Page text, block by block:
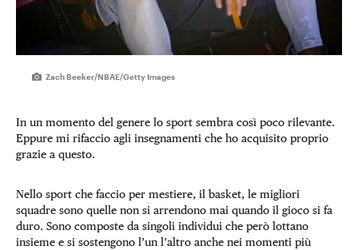
Zach Beeker/NBAE/Getty Images
In un momento del genere lo sport sembra così poco rilevante.
Eppure mi rifaccio agli insegnamenti che ho acquisito proprio
grazie a questo.
Nello sport che faccio per mestiere, il basket, le migliori
squadre sono quelle non si arrendono mai quando il gioco si fa
duro. Sono composte da singoli individui che però lottano
insieme e si sostengono l’un l’altro anche nei momenti più